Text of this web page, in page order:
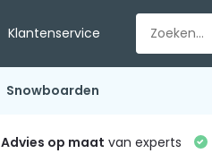
Klantenservice
Snowboarden
Advies op maat van experts